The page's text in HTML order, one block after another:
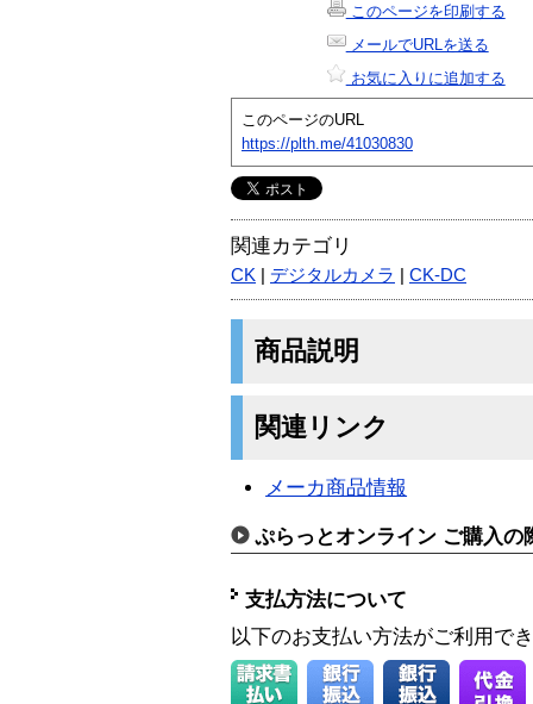
このページを印刷する
メールでURLを送る
お気に入りに追加する
このページのURL
https://plth.me/41030830
関連カテゴリ
CK デジタルカメラ CK-DC
商品説明
関連リンク
メーカ商品情報
ぷらっとオンライン ご購入の
支払方法について
以下のお支払い方法がご利用で